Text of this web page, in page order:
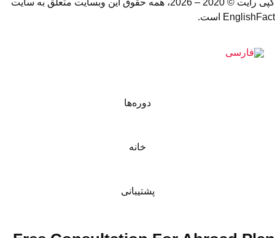
کپی رایت © 2020 – 2026، همه حقوق این وبسایت متعلق به سایت
EnglishFact است.
دوره‌ها
خانه
پشتیبانی